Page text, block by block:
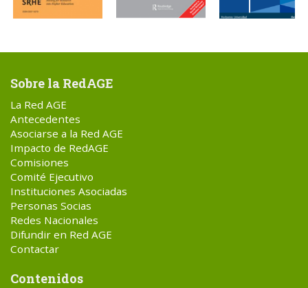
Sobre la RedAGE
La Red AGE
Antecedentes
Asociarse a la Red AGE
Impacto de RedAGE
Comisiones
Comité Ejecutivo
Instituciones Asociadas
Personas Socias
Redes Nacionales
Difundir en Red AGE
Contactar
Contenidos